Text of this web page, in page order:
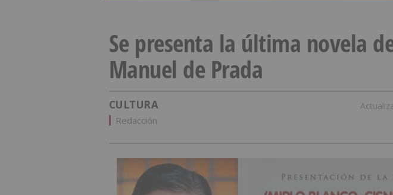
Se presenta la última novela
Manuel de Prada
CULTURA
Redacción